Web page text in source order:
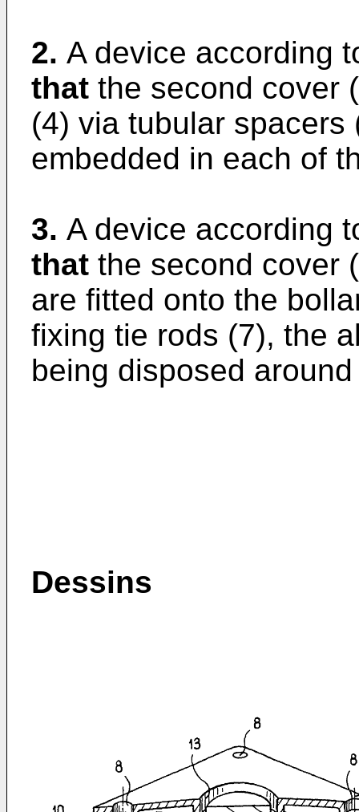
2. A device according
that the second cover
(4) via tubular
embedded in each of
3. A device according
that the second cover
are fitted onto the
fixing tie rods (7), the
being disposed
Dessins